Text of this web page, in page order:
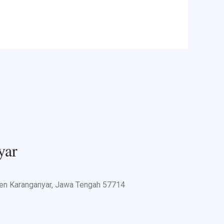
Karanganyar, Jawa Tengah 57714